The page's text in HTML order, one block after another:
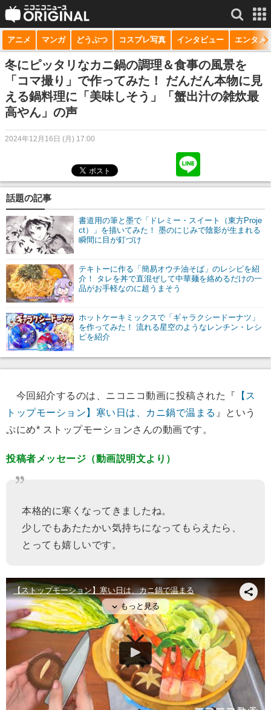
サービス一覧 もっと見る
niconico
動画
生放送
ニュース
マンガ
ニコニコQ
アニメ マンガ どうぶつ コスプレ写真 インタビュー エンタメ
冬にピッタリなカニ鍋の調理＆食事の風景を
「コマ撮り」で作ってみた！ だんだん本物に見
える鍋料理に「美味しそう」「蟹出汁の雑炊最
高やん」の声
2024年12月16日 (月) 17:00
話題の記事
書道用の筆と墨で「ドレミー・スイート（東方Proje
ct）」を描いてみた！ 墨のにじみで陰影が生まれる
瞬間に目が釘づけ
テキトーに作る「簡易オウチ油そば」のレシピを紹
介！ タレを丼で直混ぜして中華麺を絡めるだけの一
品がお手軽なのに超うまそう
ホットケーキミックスで「ギャラクシードーナツ」
を作ってみた！ 流れる星空のようなレンチン・レシ
ピを紹介
今回紹介するのは、ニコニコ動画に投稿された『 【ス
トップモーション】寒い日は、カニ鍋で温まる 』という
ぷにめ* ストップモーションさんの動画です。
投稿者メッセージ（動画説明文より）
本格的に寒くなってきましたね。
少しでもあたたかい気持ちになってもらえたら、
とっても嬉しいです。